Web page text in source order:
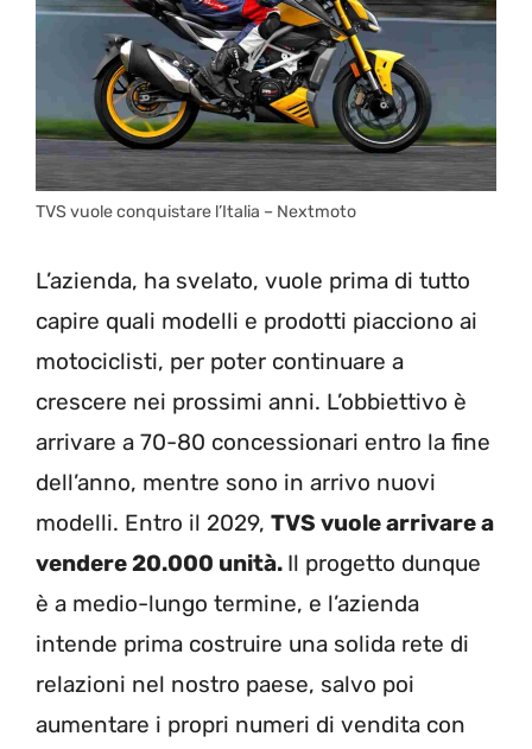
TVS vuole conquistare l’Italia – Nextmoto
L’azienda, ha svelato, vuole prima di tutto
capire quali modelli e prodotti piacciono ai
motociclisti, per poter continuare a
crescere nei prossimi anni. L’obbiettivo è
arrivare a 70-80 concessionari entro la fine
dell’anno, mentre sono in arrivo nuovi
modelli. Entro il 2029, TVS vuole arrivare a
vendere 20.000 unità. Il progetto dunque
è a medio-lungo termine, e l’azienda
intende prima costruire una solida rete di
relazioni nel nostro paese, salvo poi
aumentare i propri numeri di vendita con